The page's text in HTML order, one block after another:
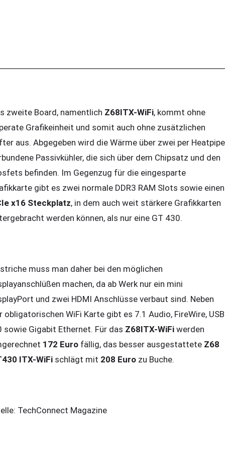
zweite Board, namentlich Z68ITX-WiFi, kommt ohne
Grafikeinheit und somit auch ohne zusätzlichen
aus. Abgegeben wird die Wärme über zwei per Heatpipe
Passivkühler, die sich über dem Chipsatz und den
befinden. Im Gegenzug für die eingesparte
gibt es zwei normale DDR3 RAM Slots sowie einen
x16 Steckplatz, in dem auch weit stärkere Grafikkarten
werden können, als nur eine GT 430.
muss man daher bei den möglichen
machen, da ab Werk nur ein mini
und zwei HDMI Anschlüsse verbaut sind. Neben
obligatorischen WiFi Karte gibt es 7.1 Audio, FireWire, USB
sowie Gigabit Ethernet. Für das Z68ITX-WiFi werden
172 Euro fällig, das besser ausgestattete Z68
ITX-WiFi schlägt mit 208 Euro zu Buche.
TechConnect Magazine